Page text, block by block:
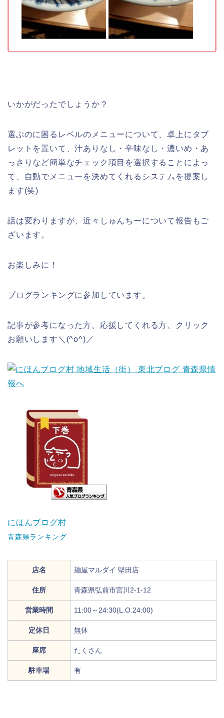
いかがだったでしょうか？
選ぶのに困るレベルのメニューについて、卓上にタブ
レットを置いて、汁ありなし・辛味なし・濃いめ・あ
っさりなど簡単なチェック項目を選択することによっ
て、自動でメニューを決めてくれるシステムを提案し
ます(笑)
話は変わりますが、近々しゅんちーについて報告もご
ざいます。
お楽しみに！
ブログランキングに参加しています。
記事が参考になった方、応援してくれる方、クリック
お願いします＼(^o^)／
にほんブログ村
青森県ランキング
店名 麺屋マルダイ 堅田店
住所 青森県弘前市宮川2-1-12
営業時間 11:00～24:30(L.O.24:00)
定休日 無休
座席 たくさん
駐車場 有